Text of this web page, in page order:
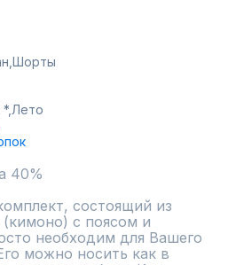
Шорты
Лето
40%
состоящий из
(кимоно) с поясом и
необходим для Вашего
можно носить как в